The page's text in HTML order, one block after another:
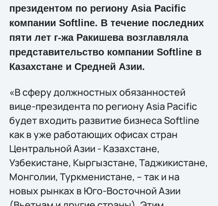
президентом по региону Asia Pacific
компании Softline. В течение последних
пяти лет г-жа Ракишева возглавляла
представительство компании Softline в
Казахстане и Средней Азии.
«В сферу должностных обязанностей
вице-президента по региону Asia Pacific
будет входить развитие бизнеса Softline
как в уже работающих офисах стран
Центральной Азии - Казахстане,
Узбекистане, Кыргызстане, Таджикистане,
Монголии, Туркменистане, – так и на
новых рынках в Юго-Восточной Азии